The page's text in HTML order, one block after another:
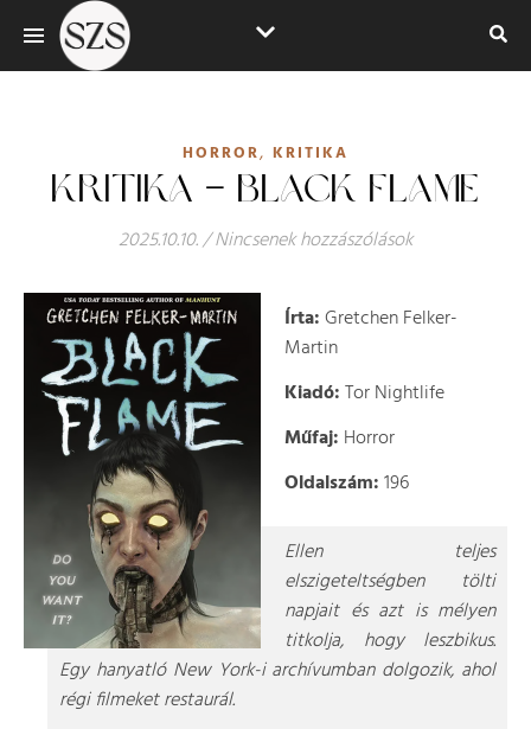
HORROR, KRITIKA
KRITIKA – BLACK FLAME
2025.10.10./Nincsenek hozzászólások
Írta:Gretchen Felker-
Martin
Kiadó:Tor Nightlife
Műfaj: Horror
Oldalszám:196
Ellen teljes
elszigeteltségben tölti
napjait és azt is mélyen
titkolja, hogy leszbikus.
Egy hanyatló New York-i archívumban dolgozik, ahol
régi filmeket restaurál.